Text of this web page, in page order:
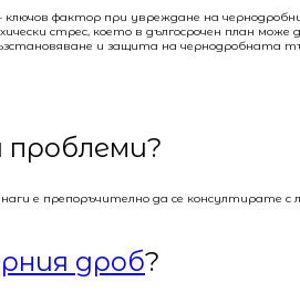
фактор при увреждане на
стрес, което в дългосрочен план
и защита на чернодробната
проблеми?
е препоръчително да се консултирате
дроб?